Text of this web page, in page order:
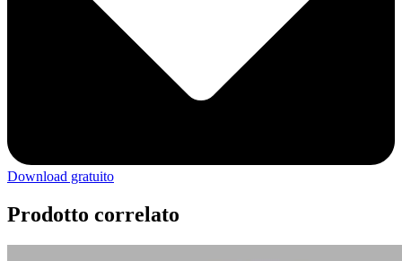
Download gratuito
Prodotto correlato